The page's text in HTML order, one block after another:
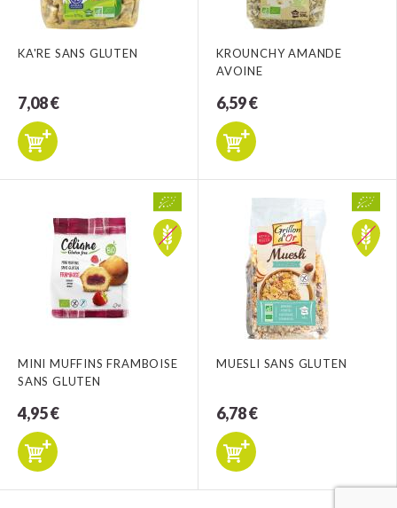
KA'RE SANS GLUTEN
7,08 €
KROUNCHY AMANDE
AVOINE
6,59 €
MINI MUFFINS FRAMBOISE
SANS GLUTEN
4,95 €
MUESLI SANS GLUTEN
6,78 €